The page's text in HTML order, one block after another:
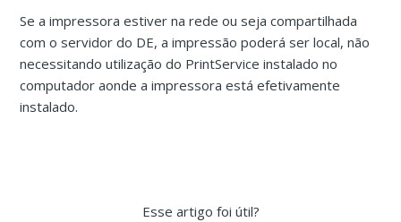
Se a impressora estiver na rede ou seja compartilhada
com o servidor do DE, a impressão poderá ser local, não
necessitando utilização do PrintService instalado no
computador aonde a impressora está efetivamente
instalado.
Esse artigo foi útil?